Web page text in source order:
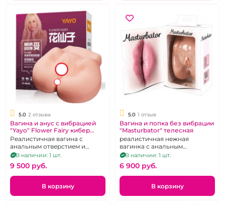
5.0 2 отзыва
Вагина и анус с вибрацией
"Yayo" Flower Fairy кибер
кожа
Реалистичная вагина с
анальным отверстием и
вибрацией
В наличии: 1 шт.
9 500 pуб.
В корзину
5.0 1 отзыв
Вагина и попка без вибрации
"Masturbator" телесная
реалистичная нежная
вагинка с анальным
отверстием
В наличии: 1 шт.
6 900 pуб.
В корзину